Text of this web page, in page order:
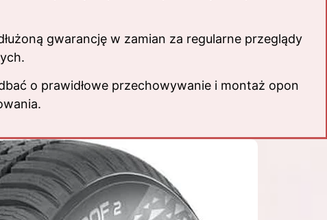
gwarancję w zamian za regularne przeglądy
o prawidłowe przechowywanie i montaż opon